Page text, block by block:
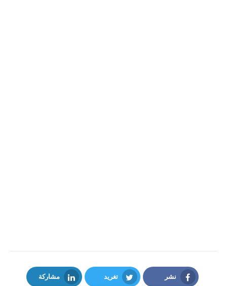
نشر تغريد مشاركة